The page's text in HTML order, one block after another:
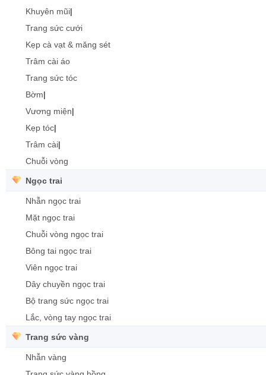
Khuyên mũi|
Trang sức cưới
Kẹp cà vạt & măng sét
Trâm cài áo
Trang sức tóc
Bờm|
Vương miện|
Kẹp tóc|
Trâm cài|
Chuỗi vòng
Ngọc trai
Nhẫn ngọc trai
Mặt ngọc trai
Chuỗi vòng ngọc trai
Bông tai ngọc trai
Viên ngọc trai
Dây chuyền ngọc trai
Bộ trang sức ngọc trai
Lắc, vòng tay ngọc trai
Trang sức vàng
Nhẫn vàng